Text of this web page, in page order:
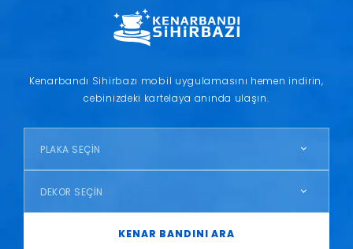
Kenarbandı Sihirbazı mobil uygulamasını hemen indirin,
cebinizdeki kartelaya anında ulaşın.
PLAKA SEÇİN
DEKOR SEÇİN
KENAR BANDINI ARA